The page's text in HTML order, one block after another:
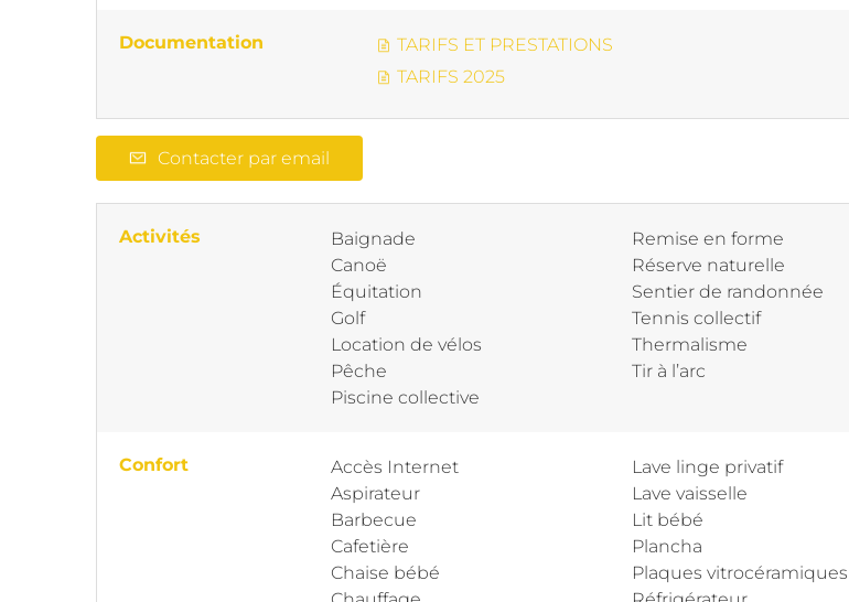
Documentation
TARIFS ET PRESTATIONS
TARIFS 2025
Contacter par email
Activités
Baignade
Canoë
Équitation
Golf
Location de vélos
Pêche
Piscine collective
Remise en forme
Réserve naturelle
Sentier de randonnée
Tennis collectif
Thermalisme
Tir à l’arc
Confort
Accès Internet
Aspirateur
Barbecue
Cafetière
Chaise bébé
Lave linge privatif
Lave vaisselle
Lit bébé
Plancha
Plaques vitrocéramiques